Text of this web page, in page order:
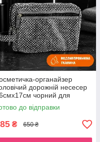
органайзер
дорожній несесер
чорний для
приладдя Beauty
до відправки
₴ 650 ₴